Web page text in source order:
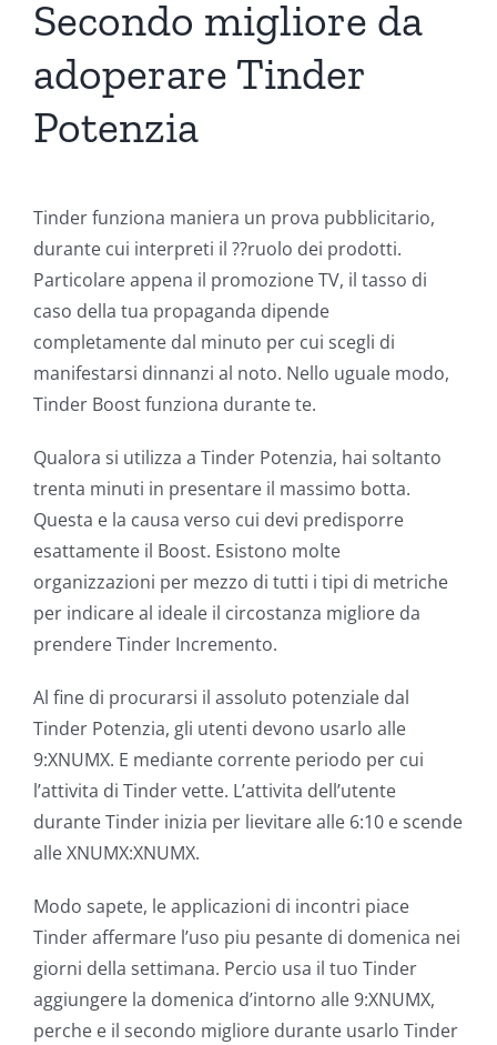
Secondo migliore da
adoperare Tinder
Potenzia
Tinder funziona maniera un prova pubblicitario,
durante cui interpreti il ??ruolo dei prodotti.
Particolare appena il promozione TV, il tasso di
caso della tua propaganda dipende
completamente dal minuto per cui scegli di
manifestarsi dinnanzi al noto. Nello uguale modo,
Tinder Boost funziona durante te.
Qualora si utilizza a Tinder Potenzia, hai soltanto
trenta minuti in presentare il massimo botta.
Questa e la causa verso cui devi predisporre
esattamente il Boost. Esistono molte
organizzazioni per mezzo di tutti i tipi di metriche
per indicare al ideale il circostanza migliore da
prendere Tinder Incremento.
Al fine di procurarsi il assoluto potenziale dal
Tinder Potenzia, gli utenti devono usarlo alle
9:XNUMX. E mediante corrente periodo per cui
l’attivita di Tinder vette. L’attivita dell’utente
durante Tinder inizia per lievitare alle 6:10 e scende
alle XNUMX:XNUMX.
Modo sapete, le applicazioni di incontri piace
Tinder affermare l’uso piu pesante di domenica nei
giorni della settimana. Percio usa il tuo Tinder
aggiungere la domenica d’intorno alle 9:XNUMX,
perche e il secondo migliore durante usarlo Tinder